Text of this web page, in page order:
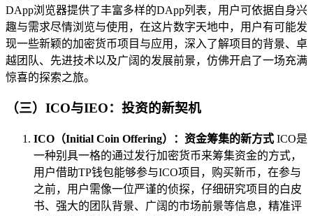
DApp浏览器提供了丰富多样的DApp列表，用户可依据自身兴
趣与需求尽情浏览与使用，在这片数字天地中，用户有可能发
现一些新颖的加密货币项目与应用，深入了解项目的背景、卓
越团队、先进技术以及广阔的发展前景，仿佛开启了一场充满
惊喜的探索之旅。
（三）ICO与IEO：投资的新契机
ICO（Initial Coin Offering）：资金筹集的新方式 ICO是
一种别具一格的通过发行加密货币来筹集资金的方式，
用户借助TP钱包能够参与ICO项目，购买新币，在参与
之前，用户需像一位严谨的侦探，仔细研究项目的白皮
书、强大的团队背景、广阔的市场前景等信息，精准评